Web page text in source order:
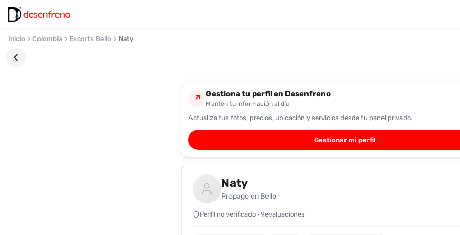
Inicio Colombia Escorts Bello Naty
↗ Gestiona tu perfil en Desenfreno
Mantén tu información al día
Actualiza tus fotos, precios, ubicación y servicios desde tu panel privado.
Gestionar mi perfil
Naty
Prepago en Bello
Perfil no verificado · 9evaluaciones